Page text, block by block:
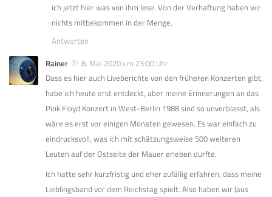
ich jetzt hier was von ihm lese. Von der Verhaftung haben wir
nichts mitbekommen in der Menge.
Antworten
Rainer
8. Mai 2020 um 23:00 Uhr
Dass es hier auch Liveberichte von den früheren Konzerten gibt,
habe ich heute erst entdeckt, aber meine Erinnerungen an das
Pink Floyd Konzert in West-Berlin 1988 sind so unverblasst, als
wäre es erst vor einigen Monaten gewesen. Es war einfach zu
eindrucksvoll, was ich mit schätzungsweise 500 weiteren
Leuten auf der Ostseite der Mauer erleben durfte.
Ich hatte sehr kurzfristig und eher zufällig erfahren, dass meine
Lieblingsband vor dem Reichstag spielt. Also haben wir (aus